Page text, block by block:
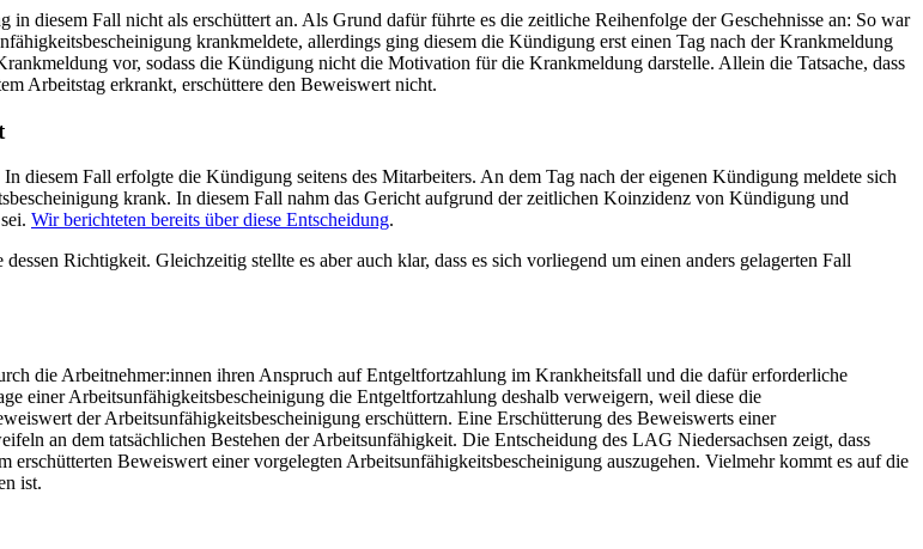
diesem Fall nicht als erschüttert an. Als Grund dafür führte es die zeitliche Reihenfolge der Geschehnisse an: So war
krankmeldete, allerdings ging diesem die Kündigung erst einen Tag nach der Krankmeldung
vor, sodass die Kündigung nicht die Motivation für die Krankmeldung darstelle. Allein die Tatsache, dass
Arbeitstag erkrankt, erschüttere den Beweiswert nicht.
diesem Fall erfolgte die Kündigung seitens des Mitarbeiters. An dem Tag nach der eigenen Kündigung meldete sich
krank. In diesem Fall nahm das Gericht aufgrund der zeitlichen Koinzidenz von Kündigung und
Wir berichteten bereits über diese Entscheidung.
Richtigkeit. Gleichzeitig stellte es aber auch klar, dass es sich vorliegend um einen anders gelagerten Fall
die Arbeitnehmer:innen ihren Anspruch auf Entgeltfortzahlung im Krankheitsfall und die dafür erforderliche
einer Arbeitsunfähigkeitsbescheinigung die Entgeltfortzahlung deshalb verweigern, weil diese die
der Arbeitsunfähigkeitsbescheinigung erschüttern. Eine Erschütterung des Beweiswerts einer
an dem tatsächlichen Bestehen der Arbeitsunfähigkeit. Die Entscheidung des LAG Niedersachsen zeigt, dass
Beweiswert einer vorgelegten Arbeitsunfähigkeitsbescheinigung auszugehen. Vielmehr kommt es auf die
ist.